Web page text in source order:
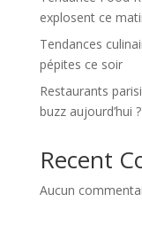
explosent ce
Tendances
pépites ce soir
Restaurants
buzz aujourd’hui ?
Recent
Aucun